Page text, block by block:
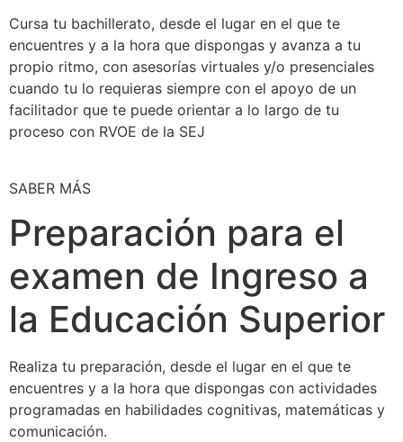
Cursa tu bachillerato, desde el lugar en el que te
encuentres y a la hora que dispongas y avanza a tu
propio ritmo, con asesorías virtuales y/o presenciales
cuando tu lo requieras siempre con el apoyo de un
facilitador que te puede orientar a lo largo de tu
proceso con RVOE de la SEJ
SABER MÁS
Preparación para el
examen de Ingreso a
la Educación Superior
Realiza tu preparación, desde el lugar en el que te
encuentres y a la hora que dispongas con actividades
programadas en habilidades cognitivas, matemáticas y
comunicación.